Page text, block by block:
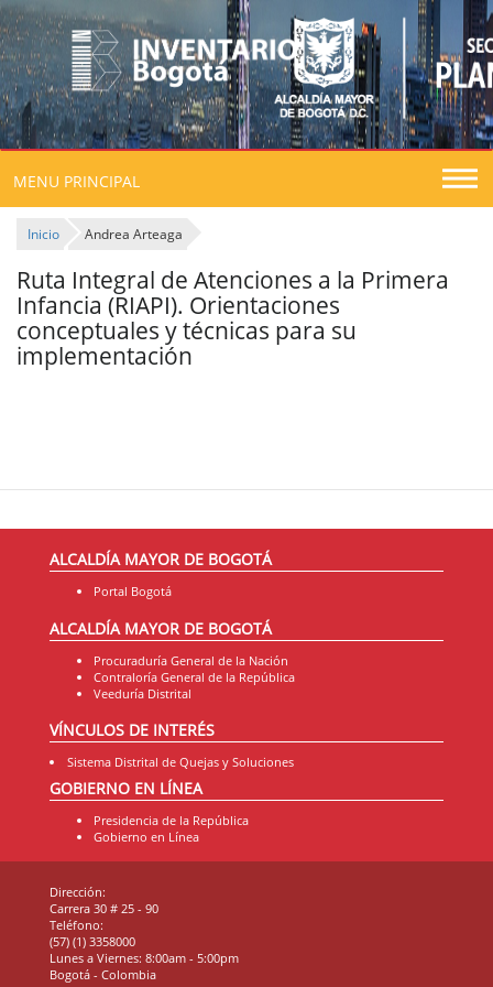
MENU PRINCIPAL
Inicio Andrea Arteaga
Ruta Integral de Atenciones a la Primera
Infancia (RIAPI). Orientaciones
conceptuales y técnicas para su
implementación
ALCALDÍA MAYOR DE BOGOTÁ
Portal Bogotá
ALCALDÍA MAYOR DE BOGOTÁ
Procuraduría General de la Nación
Contraloría General de la República
Veeduría Distrital
VÍNCULOS DE INTERÉS
Sistema Distrital de Quejas y Soluciones
GOBIERNO EN LÍNEA
Presidencia de la República
Gobierno en Línea
Dirección:
Carrera 30 # 25 - 90
Teléfono:
(57) (1) 3358000
Lunes a Viernes: 8:00am - 5:00pm
Bogotá - Colombia